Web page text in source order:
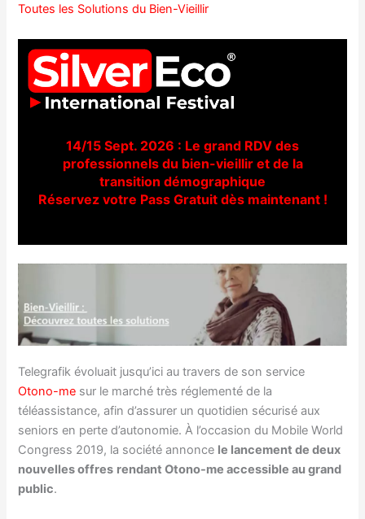
Toutes les Solutions du Bien-Vieillir
14/15 Sept. 2026 : Le grand RDV des
professionnels du bien-vieillir et de la
transition démographique
Réservez votre Pass Gratuit dès maintenant !
Telegrafik évoluait jusqu’ici au travers de son service
Otono-me sur le marché très réglementé de la
téléassistance, afin d’assurer un quotidien sécurisé aux
seniors en perte d’autonomie. À l’occasion du Mobile World
Congress 2019, la société annonce le lancement de deux
nouvelles offres rendant Otono-me accessible au grand
public.